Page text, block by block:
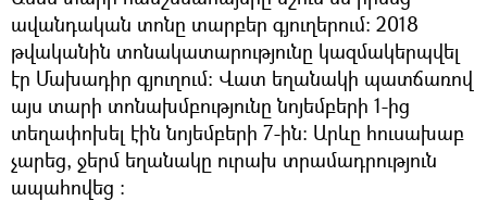
ավանդական տոնը տարբեր գյուղերում։ 2018
թվականին տոնակատարությունը կազմակերպվել
էր Մախադիր գյուղում։ Վատ եղանակի պատճառով
այս տարի տոնախմբությունը նոյեմբերի 1-ից
տեղափոխել էին նոյեմբերի 7-ին։ Արևը հուսախաբ
չարեց, ջերմ եղանակը ուրախ տրամադրություն
ապահովեց ։